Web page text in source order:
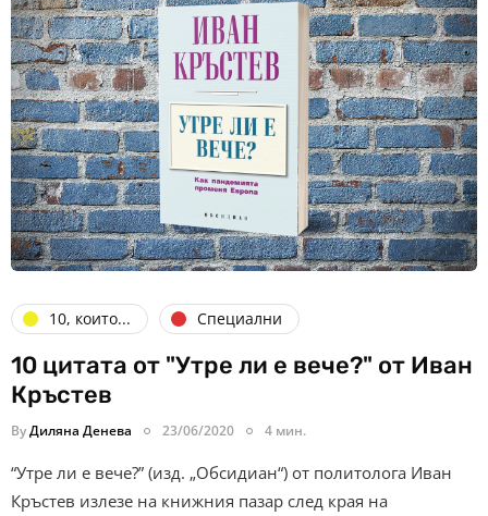
10, които... Специални
10 цитата от "Утре ли е вече?" от Иван
Кръстев
ByДиляна Денева 23/06/2020 4 мин.
“Утре ли е вече?” (изд. „Обсидиан“) от политолога Иван
Кръстев излезе на книжния пазар след края на